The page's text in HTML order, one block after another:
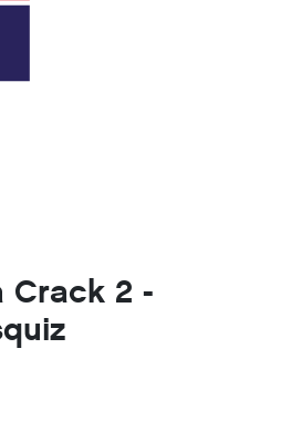
Crack 2 -